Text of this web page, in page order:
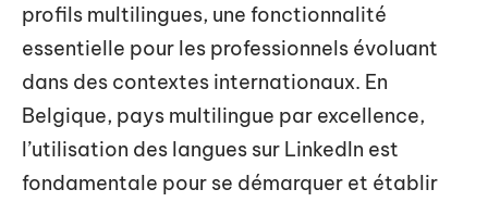
profils multilingues, une fonctionnalité
essentielle pour les professionnels évoluant
dans des contextes internationaux. En
Belgique, pays multilingue par excellence,
l’utilisation des langues sur LinkedIn est
fondamentale pour se démarquer et établir